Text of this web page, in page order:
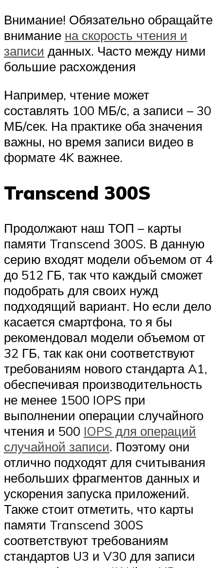
Внимание! Обязательно обращайте
внимание на скорость чтения и
записи данных. Часто между ними
большие расхождения
Например, чтение может
составлять 100 МБ/с, а записи – 30
МБ/сек. На практике оба значения
важны, но время записи видео в
формате 4K важнее.
Transcend 300S
Продолжают наш ТОП – карты
памяти Transcend 300S. В данную
серию входят модели объемом от 4
до 512 ГБ, так что каждый сможет
подобрать для своих нужд
подходящий вариант. Но если дело
касается смартфона, то я бы
рекомендовал модели объемом от
32 ГБ, так как они соответствуют
требованиям нового стандарта A1,
обеспечивая производительность
не менее 1500 IOPS при
выполнении операции случайного
чтения и 500 IOPS для операций
случайной записи. Поэтому они
отлично подходят для считывания
небольших фрагментов данных и
ускорения запуска приложений.
Также стоит отметить, что карты
памяти Transcend 300S
соответствуют требованиям
стандартов U3 и V30 для записи